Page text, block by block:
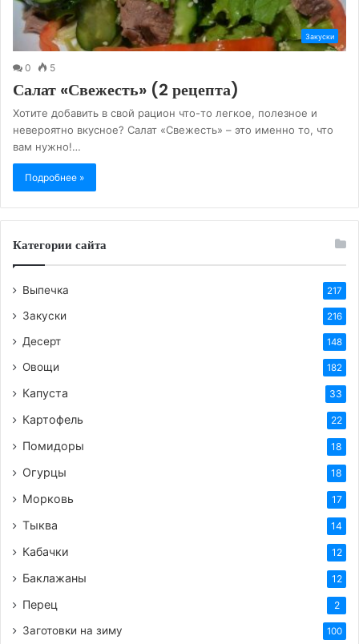
Закуски
0 5
Салат «Свежесть» (2 рецепта)
Хотите добавить в свой рацион что-то легкое, полезное и
невероятно вкусное? Салат «Свежесть» – это именно то, что
вам нужно!…
Подробнее »
Категории сайта
Выпечка 217
Закуски 216
Десерт 148
Овощи 182
Капуста 33
Картофель 22
Помидоры 18
Огурцы 18
Морковь 17
Тыква 14
Кабачки 12
Баклажаны 12
Перец 2
Заготовки на зиму 100